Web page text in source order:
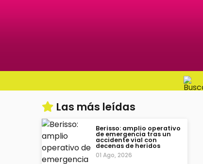
Las más leídas
Berisso: amplio operativo
de emergencia tras un
accidente vial con
decenas de heridos
01 Ago, 2026